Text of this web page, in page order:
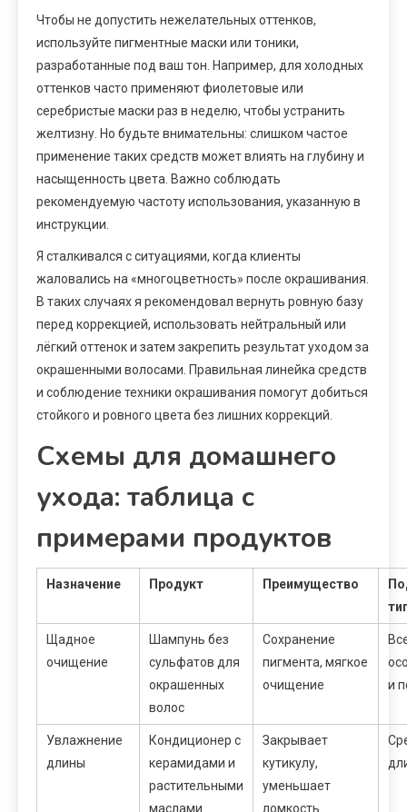
Чтобы не допустить нежелательных оттенков,
используйте пигментные маски или тоники,
разработанные под ваш тон. Например, для холодных
оттенков часто применяют фиолетовые или
серебристые маски раз в неделю, чтобы устранить
желтизну. Но будьте внимательны: слишком частое
применение таких средств может влиять на глубину и
насыщенность цвета. Важно соблюдать
рекомендуемую частоту использования, указанную в
инструкции.
Я сталкивался с ситуациями, когда клиенты
жаловались на «многоцветность» после окрашивания.
В таких случаях я рекомендовал вернуть ровную базу
перед коррекцией, использовать нейтральный или
лёгкий оттенок и затем закрепить результат уходом за
окрашенными волосами. Правильная линейка средств
и соблюдение техники окрашивания помогут добиться
стойкого и ровного цвета без лишних коррекций.
Схемы для домашнего
ухода: таблица с
примерами продуктов
Назначение Продукт Преимущество
Щадное
очищение
Шампунь без
сульфатов для
окрашенных
волос
Сохранение
пигмента, мягкое
очищение
и
Увлажнение
длины
Кондиционер с
керамидами и
растительными
маслами
Закрывает
кутикулу,
уменьшает
ломкость